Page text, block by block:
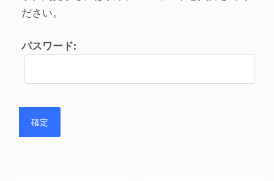
ださい。
パスワード: